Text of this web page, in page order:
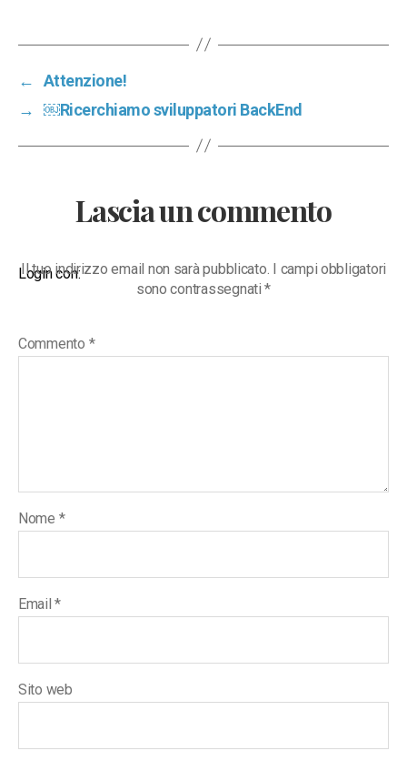
←
Attenzione!
→
￼Ricerchiamo sviluppatori BackEnd
Lascia un commento
Login con:
Il tuo indirizzo email non sarà pubblicato. I campi obbligatori
sono contrassegnati*
Commento *
Nome *
Email*
Sito web